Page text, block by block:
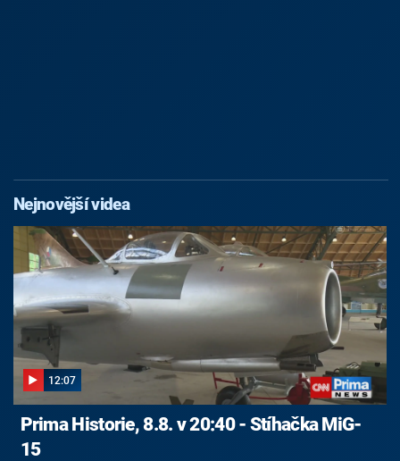
Nejnovější videa
12:07
Prima Historie, 8.8. v 20:40 - Stíhačka MiG-
15